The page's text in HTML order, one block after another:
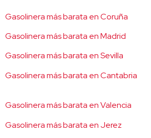
Gasolinera más barata en Coruña
Gasolinera más barata en Madrid
Gasolinera más barata en Sevilla
Gasolinera más barata en Cantabria
Gasolinera más barata en Valencia
Gasolinera más barata en Jerez